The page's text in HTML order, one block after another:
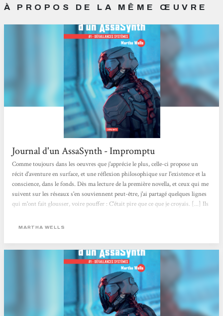
À PROPOS DE LA MÊME ŒUVRE
Journal d'un AssaSynth - Impromptu
Comme toujours dans les oeuvres que j'apprécie le plus, celle-ci propose un
récit d'aventure en surface, et une réflexion philosophique sur l'existence et la
conscience, dans le fonds. Dès ma lecture de la première novella, et ceux qui me
suivent sur les réseaux s'en souviennent peut-être, j'ai partagé quelques lignes
qui m'ont fait glousser, voire pouffer : C'était pire que ce que je croyais. [...] Ils
étaient tous tellement gentils que ça en devenait abominable. Car en effet,
MARTHA WELLS